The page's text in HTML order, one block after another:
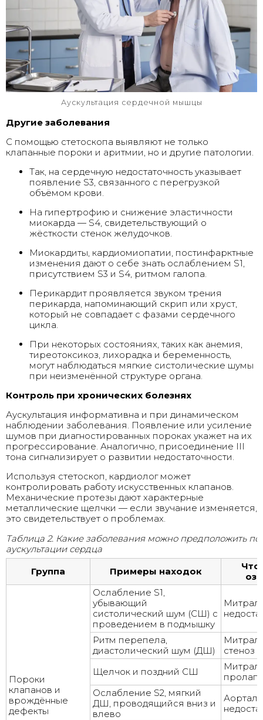
Аускультация сердечной мышцы
Другие заболевания
С помощью стетоскопа выявляют не только
клапанные пороки и аритмии, но и другие патологии.
Так, на сердечную недостаточность указывает
появление S3, связанного с перегрузкой
объёмом крови.
На гипертрофию и снижение эластичности
миокарда — S4, свидетельствующий о
жёсткости стенок желудочков.
Миокардиты, кардиомиопатии, постинфарктные
изменения дают о себе знать ослаблением S1,
присутствием S3 и S4, ритмом галопа.
Перикардит проявляется звуком трения
перикарда, напоминающий скрип или хруст,
который не совпадает с фазами сердечного
цикла.
При некоторых состояниях, таких как анемия,
тиреотоксикоз, лихорадка и беременность,
могут наблюдаться мягкие систолические шумы
при неизменённой структуре органа.
Контроль при хронических болезнях
Аускультация информативна и при динамическом
наблюдении заболевания. Появление или усиление
шумов при диагностированных пороках укажет на их
прогрессирование. Аналогично, присоединение III
тона сигнализирует о развитии недостаточности.
Используя стетоскоп, кардиолог может
контролировать работу искусственных клапанов.
Механические протезы дают характерные
металлические щелчки — если звучание изменяется,
это свидетельствует о проблемах.
Таблица 2. Какие заболевания можно предположить по
аускультации сердца
Группа
Примеры находок
Что
Пороки
клапанов и
врождённые
дефекты
Ослабление S1,
убывающий
систолический шум (СШ) с
проведением в подмышку
Ритм перепела,
диастолический шум (ДШ)
стеноз
Щелчок и поздний СШ
Ослабление S2, мягкий
ДШ, проводящийся вниз и
влево